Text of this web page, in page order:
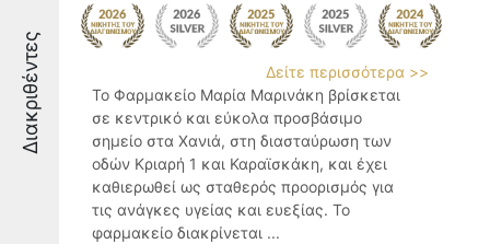
Διακριθέντες
Δείτε περισσότερα >>
Το Φαρμακείο Μαρία Μαρινάκη βρίσκεται
σε κεντρικό και εύκολα προσβάσιμο
σημείο στα Χανιά, στη διασταύρωση των
οδών Κριαρή 1 και Καραϊσκάκη, και έχει
καθιερωθεί ως σταθερός προορισμός για
τις ανάγκες υγείας και ευεξίας. Το
φαρμακείο διακρίνεται ...